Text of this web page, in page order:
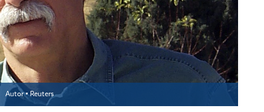
Autor ▪Reuters